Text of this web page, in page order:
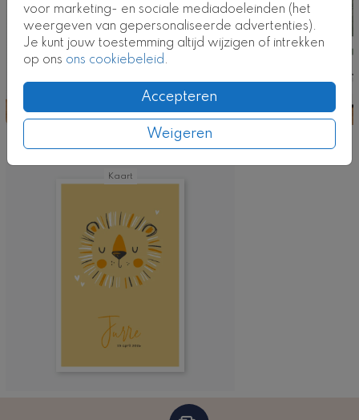
voor marketing- en sociale mediadoeleinden (het
weergeven van gepersonaliseerde advertenties).
Je kunt jouw toestemming altijd wijzigen of intrekken
op ons ons cookiebeleid.
Accepteren
Weigeren
Nog meer in deze stijl
Kaart